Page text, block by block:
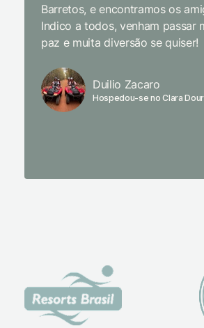
Barretos, e encontramos os
Indico a todos, venham passar
paz e muita diversão se quiser!
Duilio Zacaro
Hospedou-se no Clara